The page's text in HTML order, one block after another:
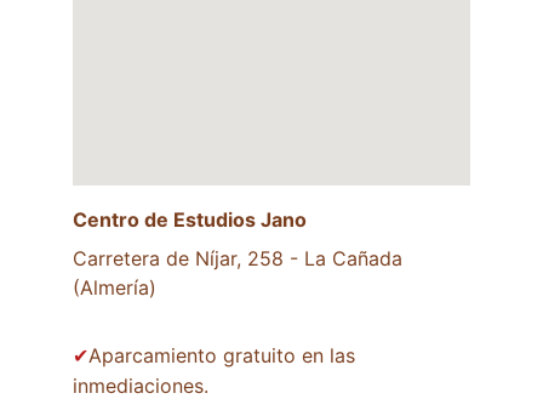
Centro de Estudios Jano
Carretera de Níjar, 258 - La Cañada
(Almería)
✔Aparcamiento gratuito en las
inmediaciones.